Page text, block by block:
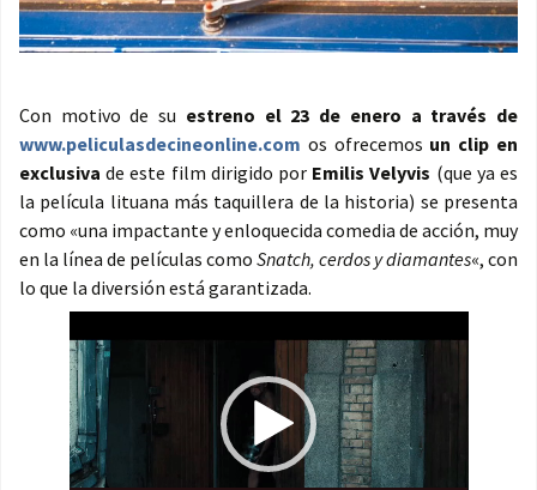
Con motivo de su estreno el 23 de enero a través de
www.peliculasdecineonline.com os ofrecemos un clip en
exclusiva de este film dirigido por Emilis Velyvis (que ya es
la película lituana más taquillera de la historia) se presenta
como «una impactante y enloquecida comedia de acción, muy
en la línea de películas como Snatch, cerdos y diamantes«, con
lo que la diversión está garantizada.
de
vídeo